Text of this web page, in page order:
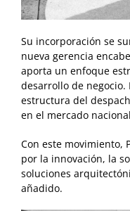
Su incorporación se
nueva gerencia
aporta un enfoque
desarrollo de negocio.
estructura del
en el mercado
Con este movimiento,
por la innovación, la
soluciones
añadido.